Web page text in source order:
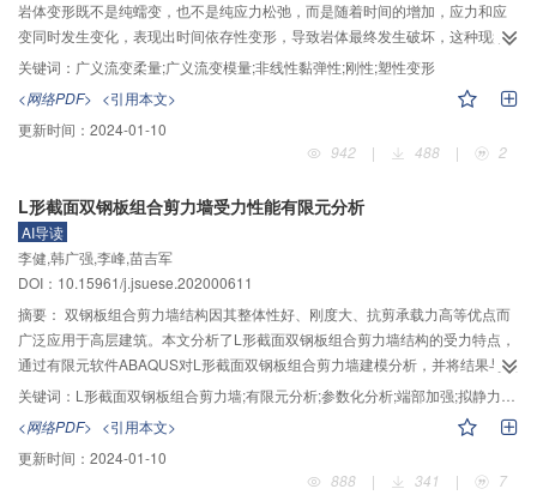
岩体变形既不是纯蠕变，也不是纯应力松弛，而是随着时间的增加，应力和应
变同时发生变化，表现出时间依存性变形，导致岩体最终发生破坏，这种现象
用一般的蠕变和应力松弛特性很难解释清楚，是岩石力学研究工作者所面临的
一个难题。为确保地下工程及其构筑物在长期运营过程中的安全与稳定，需要
通过广义流变理论对岩体流变力学特性进一步深入研究。在线性黏弹性理论
中，蠕变柔量和松弛模量分别由蠕变试验和松弛试验获得，两者呈线性流变特
征，数值上互为倒数关系，且可相互转化，没有本质区别。但在非线性黏弹性
流变为研究两者关系提供了可能。利用应力归还控制的伺服试验系统执行启动
点为50%和80%田下凝灰岩的广义流变试验，使用同样的加载方式执行启动点
为50%、65%和80%三城目安山岩广义流变试验，两种岩石的广义流变方向系
数均为3.0、±∞、–3.0、–1.0、–0.3、0、0.3。结果显示：两种岩石的广义流变
演化规律具有相似性，且应力和应变随时间变化的规律符合对数法则。本文在
线弹性蠕变柔量和松弛模量的基础上，定义了广义关联应变和广义关联应力，
并提出广义流变柔量和模量的计算方法。对两种岩石的广义流变试验结果进行
计算。由计算结果可以看出，该计算方法具有广义性；蠕变柔量和松弛模量是
相关，具有明显的时间依存性、方向系数依存性和非线性流变特征；广义流变
柔量和模量的比值随着时间的增加逐渐减小，表明破坏前岩石刚性逐渐降低，
变形逐渐增大。因此，本文构建的计算方法可进一步分析岩石破坏前和破坏后
关键词： 广义流变柔量;广义流变模量;非线性黏弹性;刚性;塑性变形
<网络PDF> <引用本文>
更新时间： 2024-01-10
942
| 488 | 2
L形截面双钢板组合剪力墙受力性能有限元分析
AI导读
李健,韩广强,李峰,苗吉军
DOI：10.15961/j.jsuese.202000611
摘要： 双钢板组合剪力墙结构因其整体性好、刚度大、抗剪承载力高等优点而
广泛应用于高层建筑。本文分析了L形截面双钢板组合剪力墙结构的受力特点，
通过有限元软件ABAQUS对L形截面双钢板组合剪力墙建模分析，并将结果与试
验结果进行了对比。通过有限元参数化建模，研究了轴压比、钢板厚度、钢材
强度等级、混凝土强度等级、端部H型钢尺寸等主要参数对剪力墙滞回性能的影
响及其特征。研究结果表明：有限元模拟与试验结果较吻合，试件的承载力随
试件的高宽比减小而增大，增加钢板厚度及端部H型钢尺寸、提高钢材强度等级
及混凝土强度等级都会提高L形截面双钢板组合剪力墙承载力，混凝土强度及在
关键词： L形截面双钢板组合剪力墙;有限元分析;参数化分析;端部加强;拟静力试验
<网络PDF> <引用本文>
更新时间： 2024-01-10
888
| 341 | 7